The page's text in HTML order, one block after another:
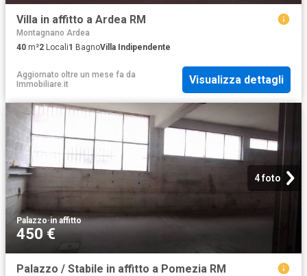
Villa in affitto a Ardea RM
Montagnano Ardea
40 m²2 Locali1 BagnoVilla Indipendente
Aggiornato oltre un mese fa da
Immobiliare.it
Visualizza dettagli
4 foto
Palazzo·in affitto
450 €
Palazzo / Stabile in affitto a Pomezia RM